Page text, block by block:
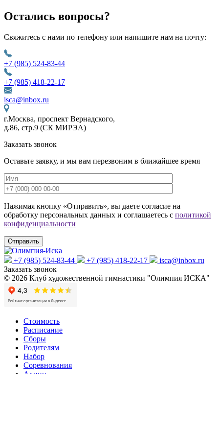
Остались вопросы?
Свяжитесь с нами по телефону или напишите нам на почту:
+7 (985) 524-83-44
+7 (985) 418-22-17
isca@inbox.ru
г.Москва, проспект Вернадского,
д.86, стр.9 (СК МИРЭА)
Заказать звонок
Оставьте заявку, и мы вам перезвоним в ближайшее время
Нажимая кнопку «Отправить», вы даете согласие на
обработку персональных данных и соглашаетесь с политикой
конфиденциальности
+7 (985) 524-83-44 +7 (985) 418-22-17
isca@inbox.ru
Заказать звонок
© 2026 Клуб художественной гимнастики "Олимпия ИСКА"
Стоимость
Расписание
Сборы
Родителям
Набор
Соревнования
Акции